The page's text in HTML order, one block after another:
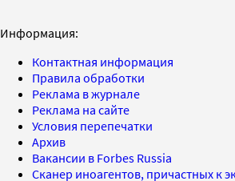
Информация:
Контактная информация
Правила обработки
Реклама в журнале
Реклама на сайте
Условия перепечатки
Архив
Вакансии в Forbes Russia
Сканер иноагентов, причастных к